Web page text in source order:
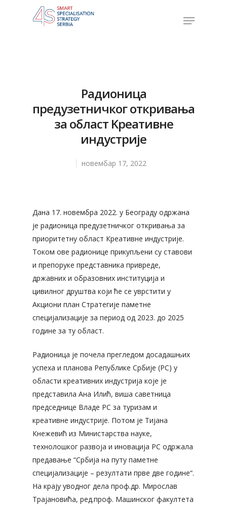
Радионица
предузетничког откривања
за област Kреативнe
индустрије
новембар 17, 2022
Дана 17. новембра 2022. у Београду одржана
је радионица предузетничког откривања за
приоритетну област Креативне индустрије.
Током ове радионице прикупљени су ставови
и препоруке представника привреде,
државних и образовних институција и
цивилног друштва који ће се уврстити у
Акциони план Стратегије паметне
специјализације за период од 2023. до 2025
године за ту област.
Радионица је почела прегледом досадашњих
успеха и планова Републике Србије (РС) у
области креативних индустрија које је
представила Ана Илић, виша саветница
председнице Владе РС за туризам и
креативне индустрије. Потом је Тијана
Кнежевић из Министарства науке,
технолошког развоја и иновација РС одржала
предавање “Србија на путу паметне
специјализације – резултати прве две године“.
На крају уводног дела проф.др. Мирослав
Трајановића, ред.проф. Машинског факултета